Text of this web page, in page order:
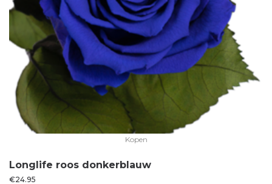
Kopen
Longlife roos donkerblauw
€24.95